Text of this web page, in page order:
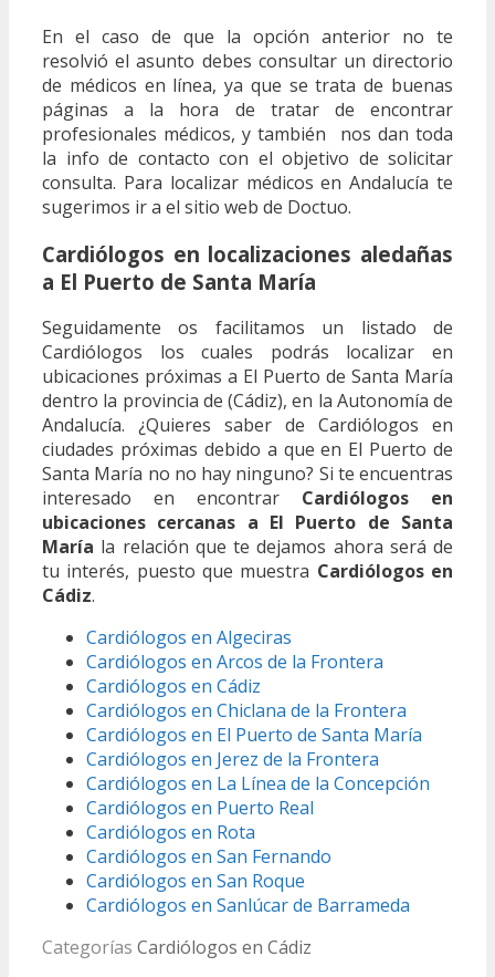
En el caso de que la opción anterior no te
resolvió el asunto debes consultar un directorio
de médicos en línea, ya que se trata de buenas
páginas a la hora de tratar de encontrar
profesionales médicos, y también nos dan toda
la info de contacto con el objetivo de solicitar
consulta. Para localizar médicos en Andalucía te
sugerimos ir a el sitio web de Doctuo.
Cardiólogos en localizaciones aledañas
a El Puerto de Santa María
Seguidamente os facilitamos un listado de
Cardiólogos los cuales podrás localizar en
ubicaciones próximas a El Puerto de Santa María
dentro la provincia de (Cádiz), en la Autonomía de
Andalucía. ¿Quieres saber de Cardiólogos en
ciudades próximas debido a que en El Puerto de
Santa María no no hay ninguno? Si te encuentras
interesado en encontrar Cardiólogos en
ubicaciones cercanas a El Puerto de Santa
María la relación que te dejamos ahora será de
tu interés, puesto que muestra Cardiólogos en
Cádiz.
Cardiólogos en Algeciras
Cardiólogos en Arcos de la Frontera
Cardiólogos en Cádiz
Cardiólogos en Chiclana de la Frontera
Cardiólogos en El Puerto de Santa María
Cardiólogos en Jerez de la Frontera
Cardiólogos en La Línea de la Concepción
Cardiólogos en Puerto Real
Cardiólogos en Rota
Cardiólogos en San Fernando
Cardiólogos en San Roque
Cardiólogos en Sanlúcar de Barrameda
Categorías Cardiólogos en Cádiz